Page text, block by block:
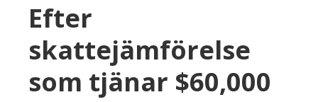
Efter
skattejämförelse
som tjänar $60,000